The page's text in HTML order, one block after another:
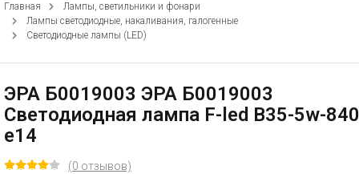
Главная
Лампы, светильники и фонари
Лампы светодиодные, накаливания, галогенные
Светодиодные лампы (LED)
ЭРА Б0019003 ЭРА Б0019003
Светодиодная лампа F-led B35-5w-
e14
(0 отзывов)